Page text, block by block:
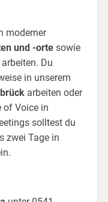
moderner
und -ortesowie
Du
in unserem
arbeiten oder
of Voice in
solltest du
zwei Tage in